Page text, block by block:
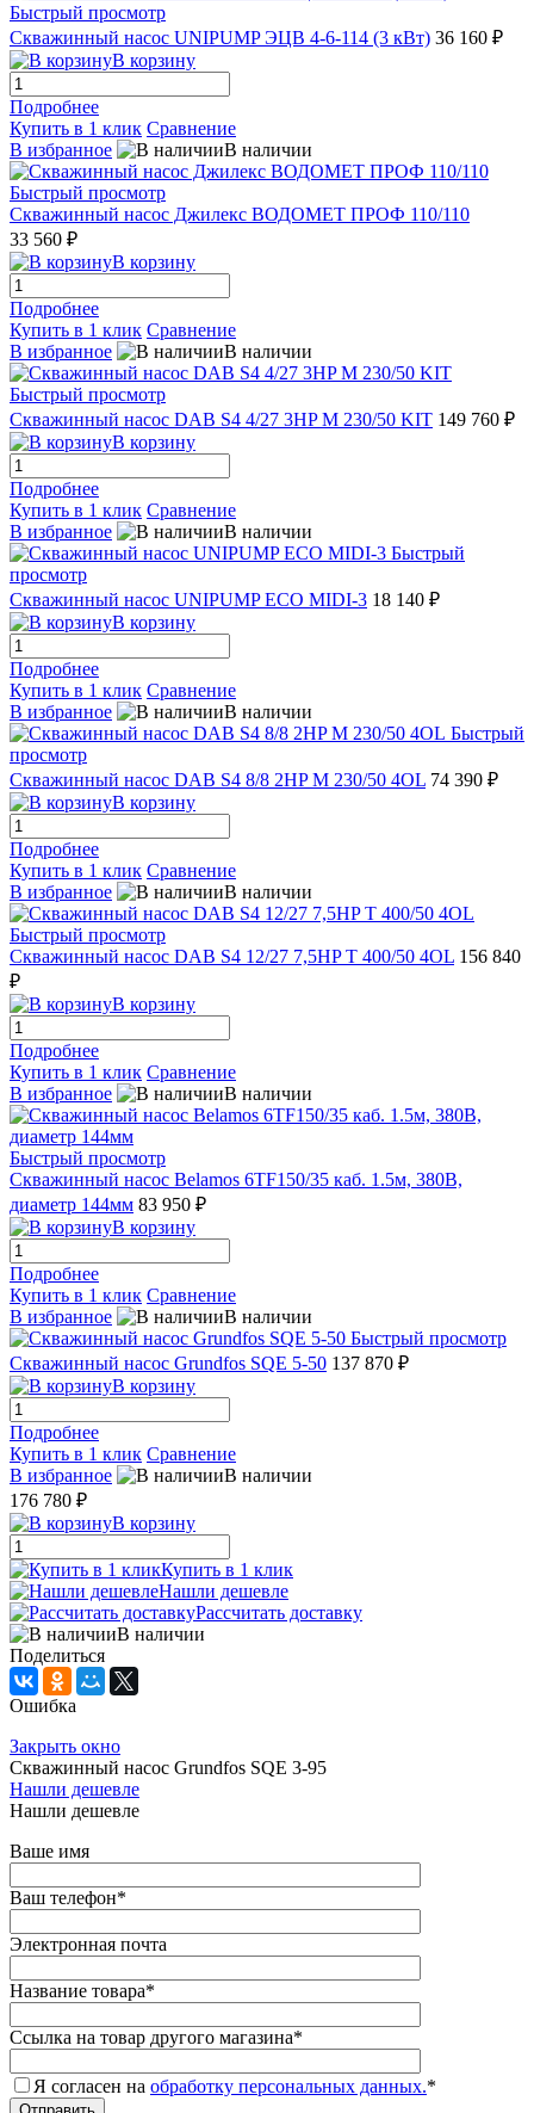
Быстрый просмотр
Скважинный насос UNIPUMP ЭЦВ 4-6-114 (3 кВт) 36 160 ₽
В корзину
Подробнее
Купить в 1 клик Сравнение
В избранное
В наличии
Быстрый просмотр
Скважинный насос Джилекс ВОДОМЕТ ПРОФ 110/110
33 560 ₽
В корзину
Подробнее
Купить в 1 клик Сравнение
В избранное
В наличии
Быстрый просмотр
Скважинный насос DAB S4 4/27 3HP M 230/50 KIT 149 760 ₽
В корзину
Подробнее
Купить в 1 клик Сравнение
В избранное
В наличии
Быстрый
просмотр
Скважинный насос UNIPUMP ECO MIDI-3 18 140 ₽
В корзину
Подробнее
Купить в 1 клик Сравнение
В избранное
В наличии
Быстрый
просмотр
Скважинный насос DAB S4 8/8 2HP M 230/50 4OL 74 390 ₽
В корзину
Подробнее
Купить в 1 клик Сравнение
В избранное
В наличии
Быстрый просмотр
Скважинный насос DAB S4 12/27 7,5HP T 400/50 4OL 156 840
₽
В корзину
Подробнее
Купить в 1 клик Сравнение
В избранное
В наличии
Быстрый просмотр
Скважинный насос Belamos 6TF150/35 каб. 1.5м, 380В,
диаметр 144мм 83 950 ₽
В корзину
Подробнее
Купить в 1 клик Сравнение
В избранное
В наличии
Быстрый просмотр
Скважинный насос Grundfos SQE 5-50 137 870 ₽
В корзину
Подробнее
Купить в 1 клик Сравнение
В избранное
В наличии
176 780 ₽
В корзину
Купить в 1 клик
Нашли дешевле
Рассчитать доставку
В наличии
Поделиться
Ошибка
Закрыть окно
Скважинный насос Grundfos SQE 3-95
Нашли дешевле
Нашли дешевле
Ваше имя
Ваш телефон*
Электронная почта
Название товара*
Ссылка на товар другого магазина*
Я согласен на обработку персональных данных.*